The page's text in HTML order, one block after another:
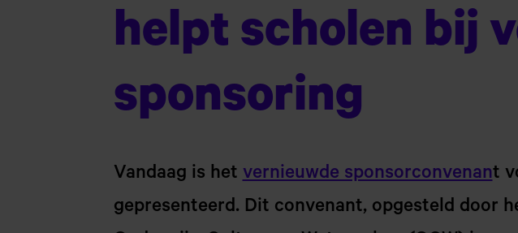
helpt scholen bij
sponsoring
Vandaag is hetvernieuwde sponsorconvenant
gepresenteerd. Dit convenant, opgesteld door